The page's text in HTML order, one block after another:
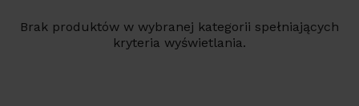
Brak produktów w wybranej kategorii spełniających
kryteria wyświetlania.